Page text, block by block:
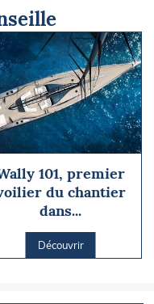
101, premier
du chantier
dans...
Découvrir